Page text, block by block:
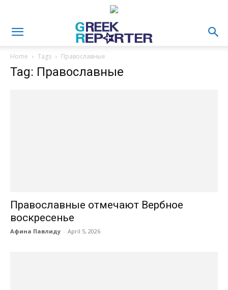
Home Tags Православные
Tag: Православные
Православные отмечают Вербное
воскресенье
Афина Павлиду - April 5, 2026